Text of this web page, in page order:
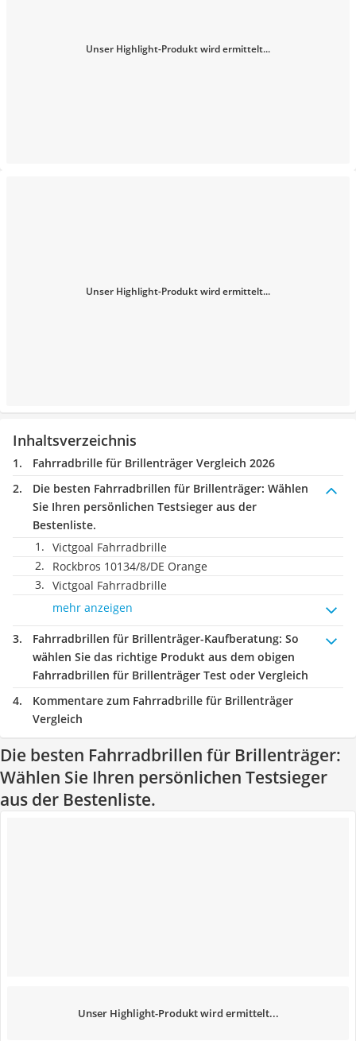
Unser Highlight-Produkt wird ermittelt...
Unser Highlight-Produkt wird ermittelt...
Inhaltsverzeichnis
Fahrradbrille für Brillenträger Vergleich 2026
Die besten Fahrradbrillen für Brillenträger: Wählen
Sie Ihren persönlichen Testsieger aus der
Bestenliste.
Victgoal Fahrradbrille
Rockbros 10134/8/DE Orange
Victgoal Fahrradbrille
mehr anzeigen
Fahrradbrillen für Brillenträger-Kaufberatung: So
wählen Sie das richtige Produkt aus dem obigen
Fahrradbrillen für Brillenträger Test oder Vergleich
Kommentare zum Fahrradbrille für Brillenträger
Vergleich
Die besten Fahrradbrillen für Brillenträger:
Wählen Sie Ihren persönlichen Testsieger
aus der Bestenliste.
Unser Highlight-Produkt wird ermittelt...